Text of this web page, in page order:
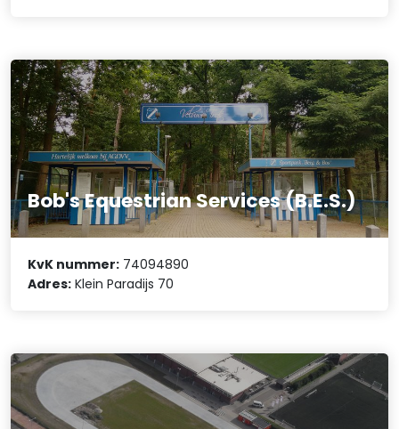
Bob's Equestrian Services (B.E.S.)
KvK nummer: 74094890
Adres: Klein Paradijs 70